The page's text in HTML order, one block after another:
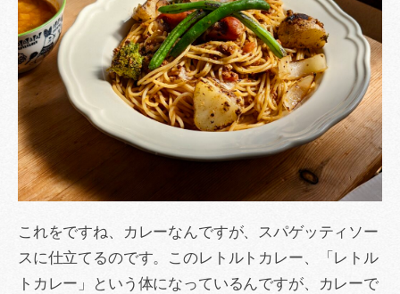
これをですね、カレーなんですが、スパゲッティソー
スに仕立てるのです。このレトルトカレー、「レトル
トカレー」という体になっているんですが、カレーで